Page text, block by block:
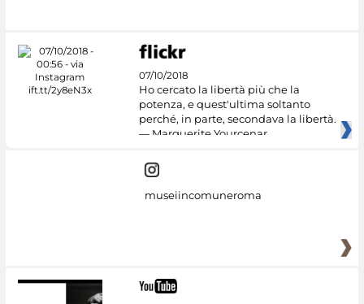
07/10/2018
Ho cercato la libertà più che la
potenza, e quest'ultima soltanto
perché, in parte, secondava la libertà.
— Marguerite Yourcenar
museiincomuneroma